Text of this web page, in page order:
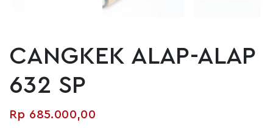
CANGKEK ALAP-ALAP
632 SP
Rp 685.000,00